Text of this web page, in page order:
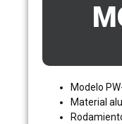
Modelo
Material